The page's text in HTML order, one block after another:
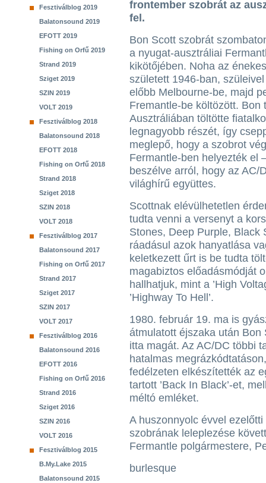
Fesztiválblog 2019
Balatonsound 2019
EFOTT 2019
Fishing on Orfű 2019
Strand 2019
Sziget 2019
SZIN 2019
VOLT 2019
Fesztiválblog 2018
Balatonsound 2018
EFOTT 2018
Fishing on Orfű 2018
Strand 2018
Sziget 2018
SZIN 2018
VOLT 2018
Fesztiválblog 2017
Balatonsound 2017
Fishing on Orfű 2017
Strand 2017
Sziget 2017
SZIN 2017
VOLT 2017
Fesztiválblog 2016
Balatonsound 2016
EFOTT 2016
Fishing on Orfű 2016
Strand 2016
Sziget 2016
SZIN 2016
VOLT 2016
Fesztiválblog 2015
B.My.Lake 2015
Balatonsound 2015
frontember szobrát az
fel.
Bon Scott szobrát
a nyugat-ausztráliai
kikötőjében. Noha az
született 1946-ban,
előbb Melbourne-be, majd
Fremantle-be költözött. Bon
Ausztráliában töltötte
legnagyobb részét, így
meglepő, hogy a szobrot
Fermantle-ben helyezték el
beszélve arról, hogy az AC/
világhírű együttes.
Scottnak elévülhetetlen
tudta venni a versenyt a
Stones, Deep Purple, Black
ráadásul azok hanyatlása
keletkezett űrt is be tudta
magabiztos előadásmódját
hallhatjuk, mint a ’High
’Highway To Hell’.
1980. február 19. ma is
átmulatott éjszaka után
itta magát. Az AC/DC többi
hatalmas
fedélzeten elkészítették az
tartott ’Back In Black’-et,
méltó emléket.
A huszonnyolc évvel
szobrának leleplezése
Fermantle polgármestere,
burlesque